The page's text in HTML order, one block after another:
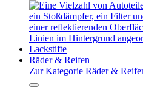
Lackstifte
Räder & Reifen
Zur Kategorie Räder &